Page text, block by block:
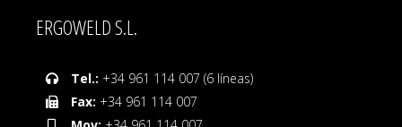
ERGOWELD S.L.
Tel.: +34 961 114 007 (6 líneas)
Fax: +34 961 114 007